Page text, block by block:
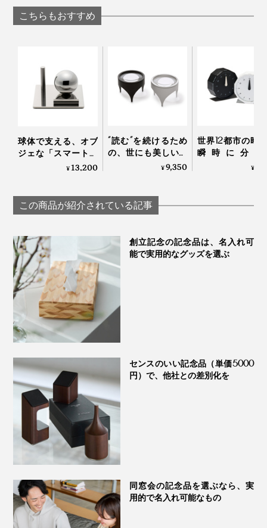
1本の丸棒（=棒状）の木材から、削っていきますが、と
くに、土台に色がついているデザインは、丸棒状態の時
に、カラー塗装をしあげてから、木を削り込んでいくこ
「glasses place」のカラー塗装タイプ（全10色）は、写真のベージュ系のボック
ス入り
土台に重心があるから、安定感があります。底部には、
滑り止めのゴムつき。
日、仕事道具をしまう「デスク収納」に行き着いたそう
です。
「私自身、デスクについたら、お気に入りの時計を外し
て、置き時計代わりにセットするんです。仕事中は、メ
ガネを着け外ししたり、電話がかかってきたら、ペンを
とったり。
よく使う、必要なものに、すぐ手が届く、心地よい空
間。そんな大人の男性のデスクを目指して、
『M.SCOOP』をつくりました」（實松さん）
こちらもおすすめ
球体で支える、オブ
ジェな「スマートフ
ォンスタンド」｜
インプロジェクト
¥13,200
“読む”を続けるため
の、世にも美しいル
ーペ｜TAKEDA
ェクト
¥9,350
世界12都市の時
瞬時に分か
「World Clock
¥
この商品が紹介されている記事
創立記念の記念品は、名入れ可
能で実用的なグッズを選ぶ
センスのいい記念品（単価5000
円）で、他社との差別化を
同窓会の記念品を選ぶなら、実
用的で名入れ可能なもの